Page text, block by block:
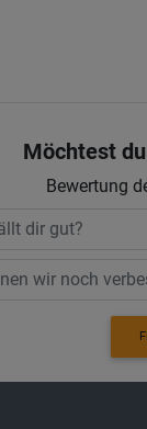
Möchtest
Bewertung